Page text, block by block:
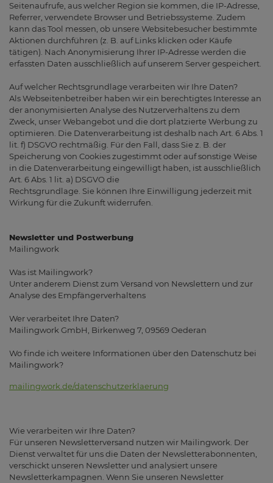
Seitenaufrufe, aus welcher Region sie kommen, die IP-Adresse,
Referrer, verwendete Browser und Betriebssysteme. Zudem
kann das Tool messen, ob unsere Websitebesucher bestimmte
Aktionen durchführen (z. B. auf Links klicken oder Käufe
tätigen). Nach Anonymisierung Ihrer IP-Adresse werden die
erfassten Daten ausschließlich auf unserem Server gespeichert.
Auf welcher Rechtsgrundlage verarbeiten wir Ihre Daten?
Als Webseitenbetreiber haben wir ein berechtigtes Interesse an
der anonymisierten Analyse des Nutzerverhaltens zu dem
Zweck, unser Webangebot und die dort platzierte Werbung zu
optimieren. Die Datenverarbeitung ist deshalb nach Art. 6 Abs. 1
lit. f) DSGVO rechtmäßig. Für den Fall, dass Sie z. B. der
Speicherung von Cookies zugestimmt oder auf sonstige Weise
in die Datenverarbeitung eingewilligt haben, ist ausschließlich
Art. 6 Abs. 1 lit. a) DSGVO die
Rechtsgrundlage. Sie können Ihre Einwilligung jederzeit mit
Wirkung für die Zukunft widerrufen.
Newsletter und Postwerbung
Mailingwork
Was ist Mailingwork?
Unter anderem Dienst zum Versand von Newslettern und zur
Analyse des Empfängerverhaltens
Wer verarbeitet Ihre Daten?
Mailingwork GmbH, Birkenweg 7, 09569 Oederan
Wo finde ich weitere Informationen über den Datenschutz bei
Mailingwork?
mailingwork.de/datenschutzerklaerung
Wie verarbeiten wir Ihre Daten?
Für unseren Newsletterversand nutzen wir Mailingwork. Der
Dienst verwaltet für uns die Daten der Newsletterabonnenten,
verschickt unseren Newsletter und analysiert unsere
Newsletterkampagnen. Wenn Sie unseren Newsletter